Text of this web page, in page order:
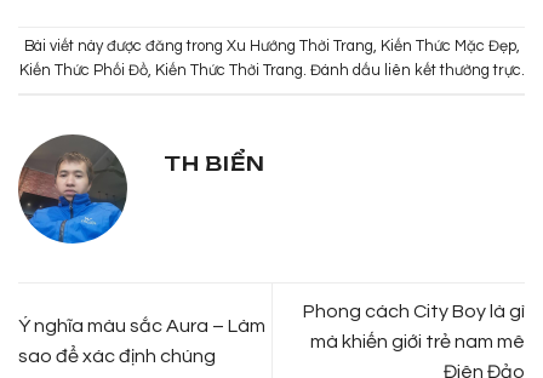
Bài viết này được đăng trong Xu Hướng Thời Trang, Kiến Thức Mặc Đẹp,
Kiến Thức Phối Đồ, Kiến Thức Thời Trang. Đánh dấu liên kết thường trực.
TH BIỂN
Ý nghĩa màu sắc Aura – Làm
sao để xác định chúng
Phong cách City Boy là gì
mà khiến giới trẻ nam mê
Điên Đảo